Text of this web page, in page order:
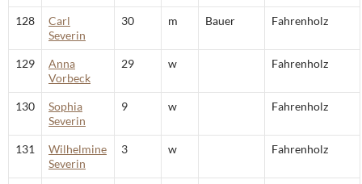
128
Carl
Severin
30 m Bauer Fahrenholz
129
Anna
Vorbeck
29 w Fahrenholz
130
Sophia
Severin
9 w Fahrenholz
131
Wilhelmine
Severin
3 w Fahrenholz